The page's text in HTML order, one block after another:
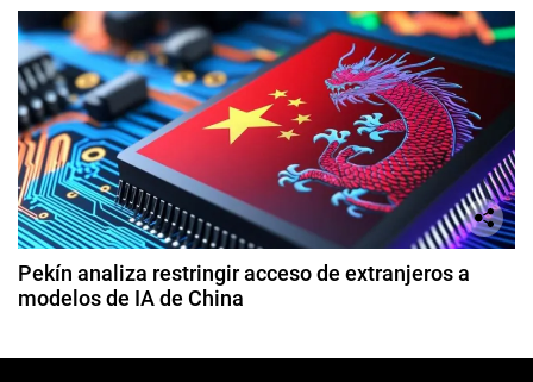
Pekín analiza restringir acceso de extranjeros a
modelos de IA de China